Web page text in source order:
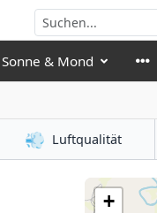
Sonne & Mond
💨 Luftqualität
+